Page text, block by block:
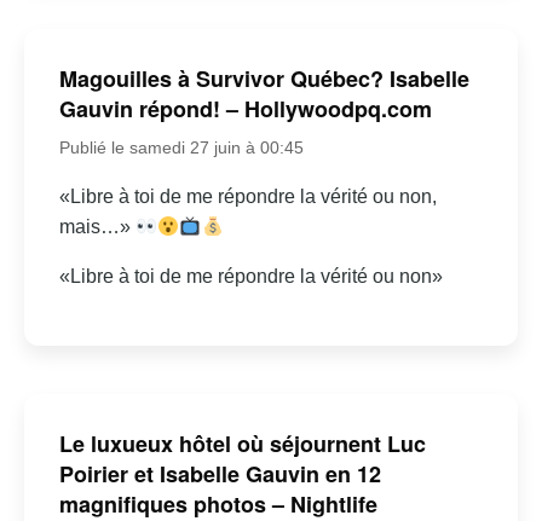
Magouilles à Survivor Québec? Isabelle
Gauvin répond! – Hollywoodpq.com
Publié le samedi 27 juin à 00:45
«Libre à toi de me répondre la vérité ou non,
mais…»
«Libre à toi de me répondre la vérité ou non»
Le luxueux hôtel où séjournent Luc
Poirier et Isabelle Gauvin en 12
magnifiques photos – Nightlife